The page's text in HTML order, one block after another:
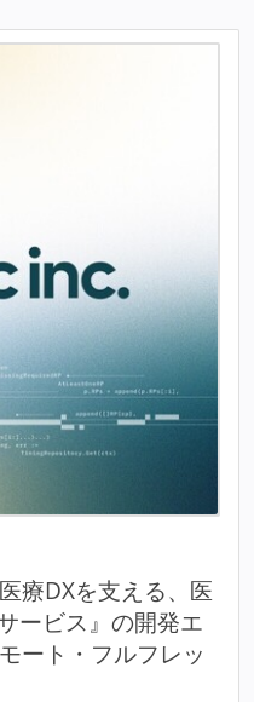
療DXを支える、医
ービス』の開発エ
ート・フルフレッ